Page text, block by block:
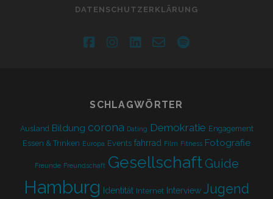
DATENSCHUTZERKLÄRUNG
facebookinstagram
linkedin
email-spotify
SCHLAGWÖRTER
Ausland Bildung corona Dating Demokratie Engagement
Essen & Trinken Europa Events fahrrad Film Fitness Fotografie
Freunde Freundschaft GesellschaftGuide
Hamburg Identität Internet Interview Jugend